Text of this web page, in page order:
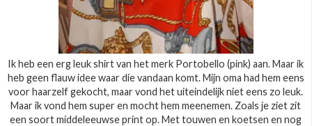
Ik heb een erg leuk shirt van het merk Portobello (pink) aan. Maar ik
heb geen flauw idee waar die vandaan komt. Mijn oma had hem eens
voor haarzelf gekocht, maar vond het uiteindelijk niet eens zo leuk.
Maar ik vond hem super en mocht hem meenemen. Zoals je ziet zit
een soort middeleeuwse print op. Met touwen en koetsen en nog